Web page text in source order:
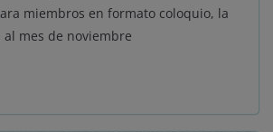
miembros en formato coloquio, la
mes de noviembre